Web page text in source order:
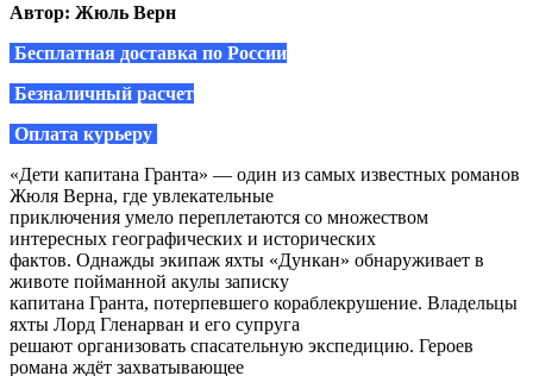
Автор: Жюль Верн
Бесплатная доставка по России
Безналичный расчет
Оплата курьеру
«Дети капитана Гранта» — один из самых известных романов
Жюля Верна, где увлекательные
приключения умело переплетаются со множеством
интересных географических и исторических
фактов. Однажды экипаж яхты «Дункан» обнаруживает в
животе пойманной акулы записку
капитана Гранта, потерпевшего кораблекрушение. Владельцы
яхты Лорд Гленарван и его супруга
решают организовать спасательную экспедицию. Героев
романа ждёт захватывающее